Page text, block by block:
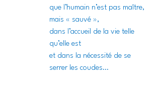
que l’humain n’est pas maître,
mais « sauvé »,
dans l’accueil de la vie telle
qu’elle est
et dans la nécessité de se
serrer les coudes…